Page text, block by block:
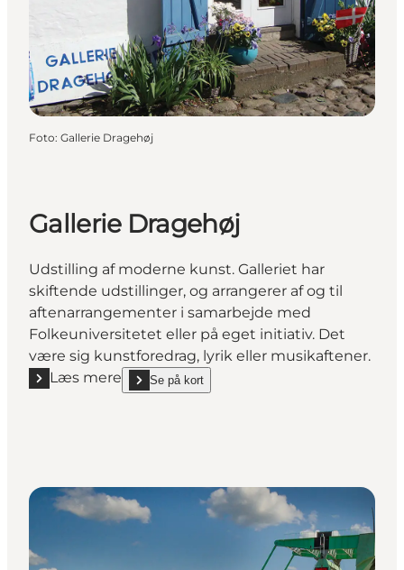
Foto: Gallerie Dragehøj
Gallerie Dragehøj
Udstilling af moderne kunst. Galleriet har
skiftende udstillinger, og arrangerer af og til
aftenarrangementer i samarbejde med
Folkeuniversitetet eller på eget initiativ. Det
være sig kunstforedrag, lyrik eller musikaftener.
Læs mere
Læs mere "Gallerie Dragehøj"
Se på kort
show Gallerie Dragehøj on_map